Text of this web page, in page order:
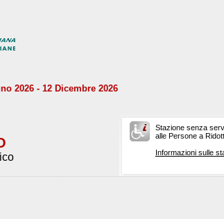
2026 - 12 Dicembre 2026
Stazione senza
alle Persone a
Informazioni sulle